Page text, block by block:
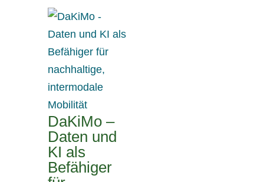
DaKiMo –
Daten und
KI als
Befähiger